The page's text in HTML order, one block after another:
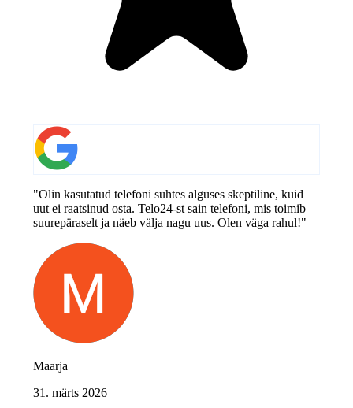
"Olin kasutatud telefoni suhtes alguses skeptiline, kuid
uut ei raatsinud osta. Telo24-st sain telefoni, mis toimib
suurepäraselt ja näeb välja nagu uus. Olen väga rahul!"
Maarja
31. märts 2026